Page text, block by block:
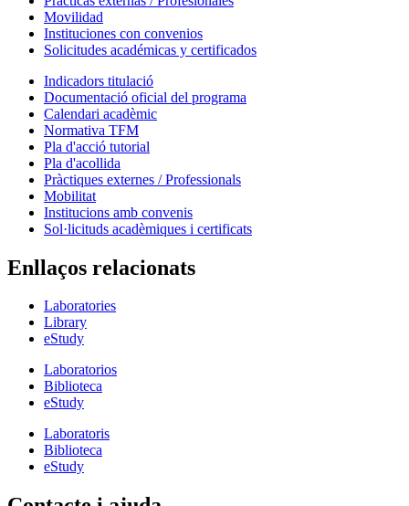
Movilidad
Instituciones con convenios
Solicitudes académicas y certificados
Indicadors titulació
Documentació oficial del programa
Calendari acadèmic
Normativa TFM
Pla d'acció tutorial
Pla d'acollida
Pràctiques externes / Professionals
Mobilitat
Institucions amb convenis
Sol·licituds acadèmiques i certificats
Enllaços relacionats
Laboratories
Library
eStudy
Laboratorios
Biblioteca
eStudy
Laboratoris
Biblioteca
eStudy